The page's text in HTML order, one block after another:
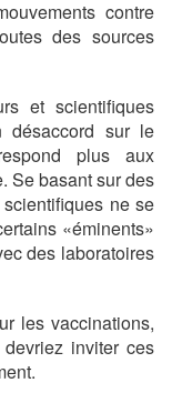
contre
des sources
et scientifiques
désaccord sur le
plus aux
Se basant sur des
ne se
«éminents»
des laboratoires
les vaccinations,
inviter ces